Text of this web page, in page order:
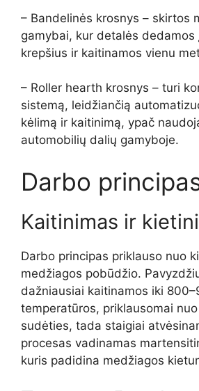
– Bandelinės krosnys – skirtos
gamybai, kur detalės dedamos
krepšius ir kaitinamos vienu
– Roller hearth krosnys – turi
sistemą, leidžiančią
kėlimą ir kaitinimą, ypač
automobilių dalių gamyboje.
Darbo
Kaitinimas ir
Darbo principas priklauso nuo
medžiagos pobūdžio.
dažniausiai kaitinamos iki
temperatūros, priklausomai
sudėties, tada staigiai
procesas vadinamas
kuris padidina medžiagos